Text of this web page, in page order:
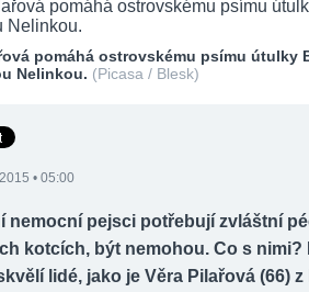
pomáhá ostrovskému psímu útulky
Nelinkou. (Picasa / Blesk)
• 05:00
nemocní pejsci potřebují zvláštní
kotcích, být nemohou. Co s nimi?
lidé, jako je Věra Pilařová (66)